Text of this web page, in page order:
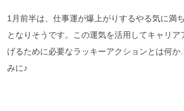
1月前半は、仕事運が爆上がりするやる気に満
となりそうです。この運気を活用してキャリア
げるために必要なラッキーアクションとは何
みに♪